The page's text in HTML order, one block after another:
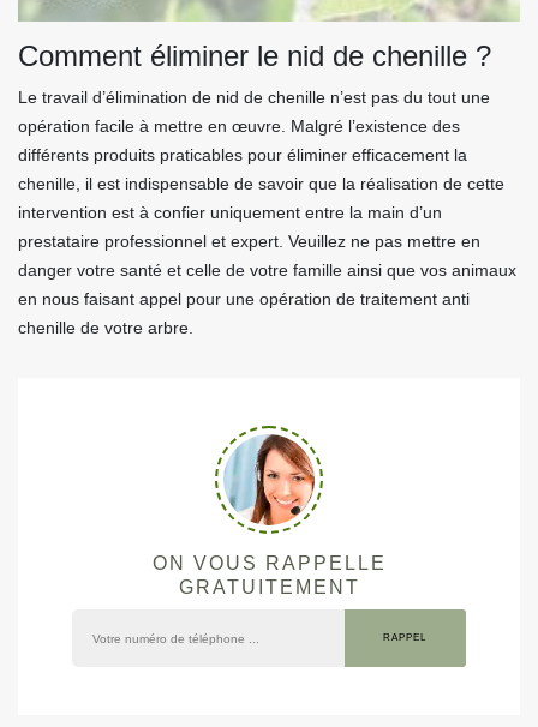
Comment éliminer le nid de chenille ?
Le travail d’élimination de nid de chenille n’est pas du tout une
opération facile à mettre en œuvre. Malgré l’existence des
différents produits praticables pour éliminer efficacement la
chenille, il est indispensable de savoir que la réalisation de cette
intervention est à confier uniquement entre la main d’un
prestataire professionnel et expert. Veuillez ne pas mettre en
danger votre santé et celle de votre famille ainsi que vos animaux
en nous faisant appel pour une opération de traitement anti
chenille de votre arbre.
ON VOUS RAPPELLE
GRATUITEMENT